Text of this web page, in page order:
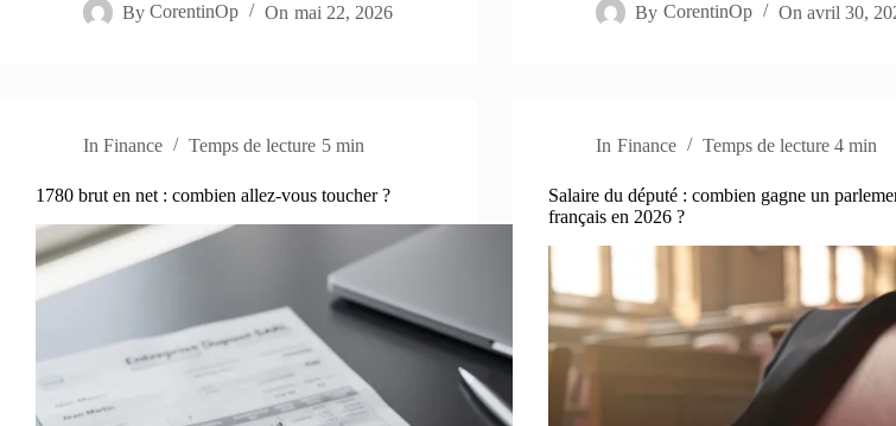
By CorentinOp On mai 22, 2026
By CorentinOp On avril 30,
In Finance Temps de lecture 5 min
1780 brut en net : combien allez-vous toucher ?
In Finance Temps de lecture 4 min
Salaire du député : combien gagne un
français en 2026 ?